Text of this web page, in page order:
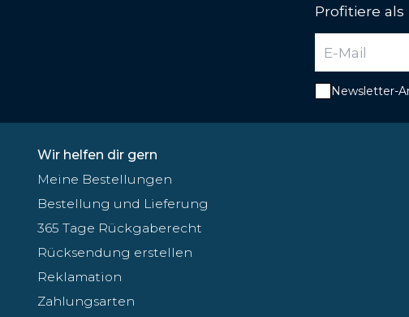
Profitiere
Newsletter-
Wir helfen dir gern
Meine Bestellungen
Bestellung und Lieferung
365 Tage Rückgaberecht
Rücksendung erstellen
Reklamation
Zahlungsarten